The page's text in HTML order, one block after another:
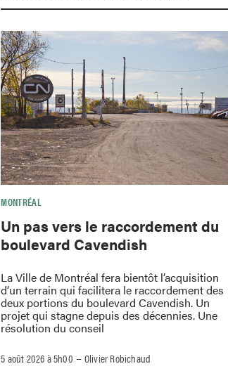
MONTRÉAL
Un pas vers le raccordement du
boulevard Cavendish
La Ville de Montréal fera bientôt l’acquisition
d’un terrain qui facilitera le raccordement des
deux portions du boulevard Cavendish. Un
projet qui stagne depuis des décennies. Une
résolution du conseil
5 août 2026 à 5h00 –Olivier Robichaud